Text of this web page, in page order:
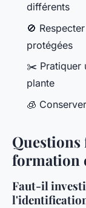
différents
🚫
protégées
✂️ Pratiquer
plante
🧊
Questions
formation
Faut-il